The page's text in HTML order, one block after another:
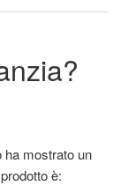
ha mostrato un
è: